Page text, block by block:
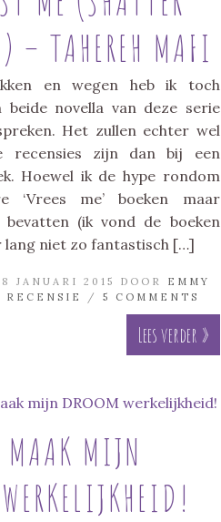
– TAHEREH MAFI
en wegen heb ik toch
beide novella van deze serie
Het zullen echter wel
recensies zijn dan bij een
Hoewel ik de hype rondom
‘Vrees me’ boeken maar
bevatten (ik vond de boeken
lang niet zo fantastisch […]
JANUARI 2015 DOOR EMMY
RECENSIE / 5 COMMENTS
Lees verder »
MIJN